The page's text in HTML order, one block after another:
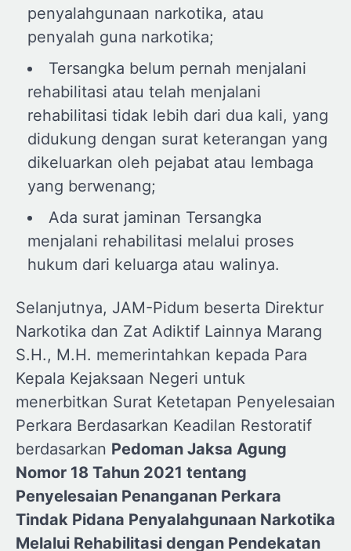
penyalahgunaan narkotika, atau
penyalah guna narkotika;
Tersangka belum pernah menjalani
rehabilitasi atau telah menjalani
rehabilitasi tidak lebih dari dua kali, yang
didukung dengan surat keterangan yang
dikeluarkan oleh pejabat atau lembaga
yang berwenang;
Ada surat jaminan Tersangka
menjalani rehabilitasi melalui proses
hukum dari keluarga atau walinya.
Selanjutnya, JAM-Pidum beserta Direktur
Narkotika dan Zat Adiktif Lainnya Marang
S.H., M.H. memerintahkan kepada Para
Kepala Kejaksaan Negeri untuk
menerbitkan Surat Ketetapan Penyelesaian
Perkara Berdasarkan Keadilan Restoratif
berdasarkan Pedoman Jaksa Agung
Nomor 18 Tahun 2021 tentang
Penyelesaian Penanganan Perkara
Tindak Pidana Penyalahgunaan Narkotika
Melalui Rehabilitasi dengan Pendekatan